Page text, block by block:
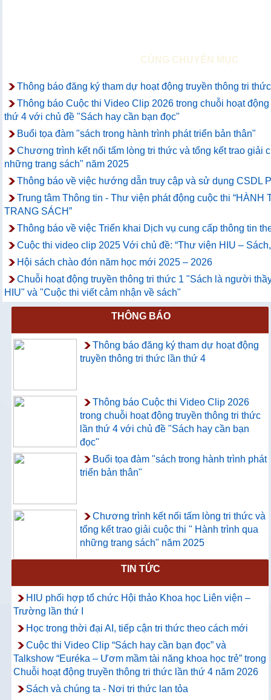
CÙNG CHUYÊN MỤC
Thông báo đăng ký tham dự hoạt động truyền thông tri
Thông báo Cuộc thi Video Clip 2026 trong chuỗi hoạt
thứ 4 với chủ đề "Sách hay cần bạn đọc"
Buổi tọa đàm "sách trong hành trình phát triển bản thân"
Chương trình kết nối tấm lòng tri thức và tổng kết trao giải
những trang sách" năm 2025
Thông báo về việc hướng dẫn truy cập và sử dụng CSDL
Trung tâm Thông tin - Thư viện phát động cuộc thi “HÀNH
TRANG SÁCH”
Thông báo về việc Triển khai Dịch vụ cung cấp thông tin
Cuộc thi video clip 2025 Với chủ đề: “Thư viện HIU –
Hội sách chào đón năm học mới 2025 – 2026
Chuỗi hoạt động truyền thông tri thức 1 "Sách là người
HIU" và "Cuộc thi viết cảm nhận về sách"
THÔNG BÁO
Thông báo đăng ký tham dự hoạt động
truyền thông tri thức lần thứ 4
Thông báo Cuộc thi Video Clip 2026
trong chuỗi hoạt động truyền thông tri thức
lần thứ 4 với chủ đề "Sách hay cần bạn
đọc"
Buổi tọa đàm "sách trong hành trình phát
triển bản thân"
Chương trình kết nối tấm lòng tri thức và
tổng kết trao giải cuộc thi " Hành trình qua
những trang sách" năm 2025
Thông báo về việc hướng dẫn truy cập
và sử dụng CSDL ProQuest Ebook
Central
TIN TỨC
HIU phối hợp tổ chức Hội thảo Khoa học Liên viện –
Trường lần thứ I
Học trong thời đại AI, tiếp cận tri thức theo cách mới
Cuộc thi Video Clip “Sách hay cần bạn đọc” và
Talkshow “Euréka – Ươm mầm tài năng khoa học trẻ” trong
Chuỗi hoạt động truyền thông tri thức lần thứ 4 năm 2026
Sách và chúng ta - Nơi tri thức lan tỏa